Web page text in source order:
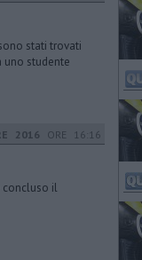
stati trovati
uno studente
2016 ORE 16:16
concluso il